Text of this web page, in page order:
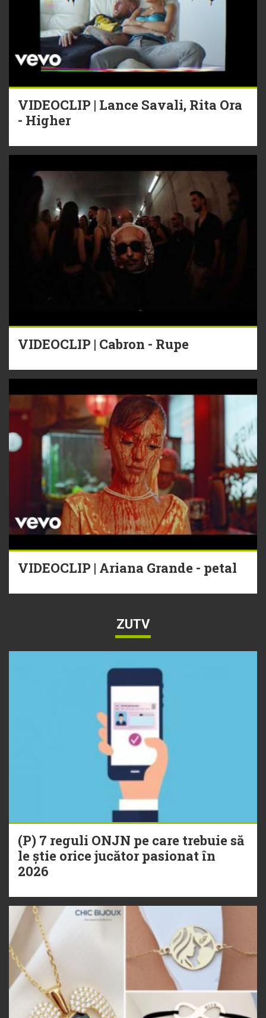
VIDEOCLIP | Lance Savali, Rita Ora
- Higher
VIDEOCLIP | Cabron - Rupe
VIDEOCLIP | Ariana Grande - petal
ZUTV
(P) 7 reguli ONJN pe care trebuie să
le știe orice jucător pasionat în
2026